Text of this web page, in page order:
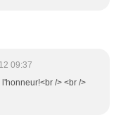
09:37
/> <br />